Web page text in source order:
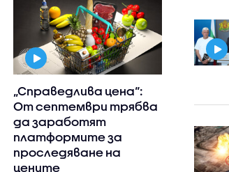
„Справедлива цена“:
От септември трябва
да заработят
платформите за
проследяване на
цените